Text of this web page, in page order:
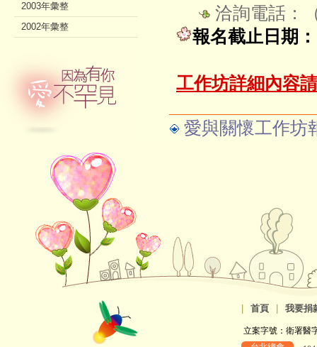
洽詢電話：
報名截止日期：
工作坊詳細內容
愛與關懷工作坊
2003年彙整
2002年彙整
首頁 我要捐
立案字號：衛署醫